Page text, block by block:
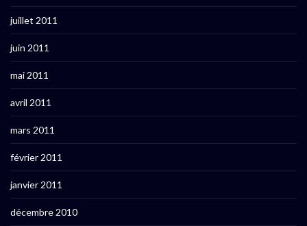
juillet 2011
juin 2011
mai 2011
avril 2011
mars 2011
février 2011
janvier 2011
décembre 2010